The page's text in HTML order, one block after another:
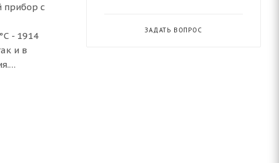
прибор с
- 1914
и в
ЗАДАТЬ ВОПРОС